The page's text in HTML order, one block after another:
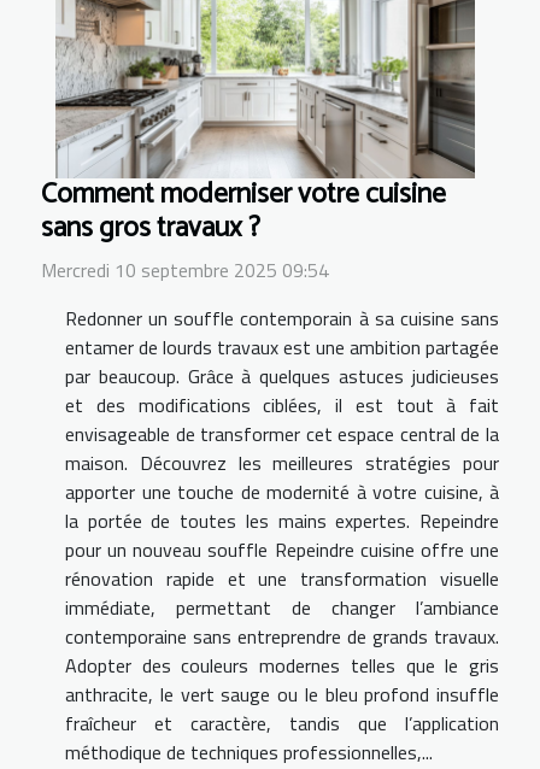
Comment moderniser votre cuisine
sans gros travaux ?
Mercredi 10 septembre 2025 09:54
Redonner un souffle contemporain à sa cuisine sans
entamer de lourds travaux est une ambition partagée
par beaucoup. Grâce à quelques astuces judicieuses
et des modifications ciblées, il est tout à fait
envisageable de transformer cet espace central de la
maison. Découvrez les meilleures stratégies pour
apporter une touche de modernité à votre cuisine, à
la portée de toutes les mains expertes. Repeindre
pour un nouveau souffle Repeindre cuisine offre une
rénovation rapide et une transformation visuelle
immédiate, permettant de changer l’ambiance
contemporaine sans entreprendre de grands travaux.
Adopter des couleurs modernes telles que le gris
anthracite, le vert sauge ou le bleu profond insuffle
fraîcheur et caractère, tandis que l’application
méthodique de techniques professionnelles,...